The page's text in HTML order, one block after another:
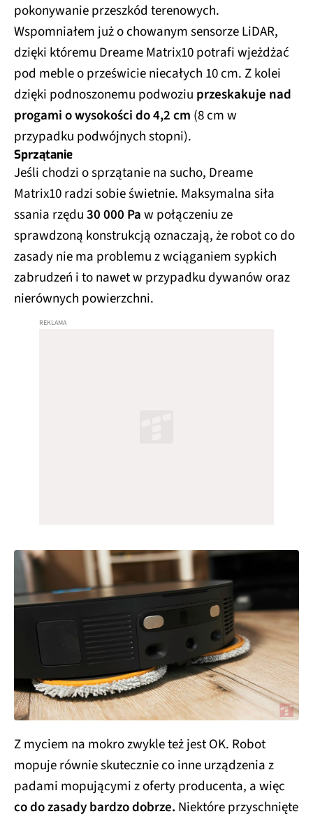
pokonywanie przeszkód terenowych.
Wspomniałem już o chowanym sensorze LiDAR,
dzięki któremu Dreame Matrix10 potrafi wjeżdżać
pod meble o prześwicie niecałych 10 cm. Z kolei
dzięki podnoszonemu podwoziu przeskakuje nad
progami o wysokości do 4,2 cm (8 cm w
przypadku podwójnych stopni).
Sprzątanie
Jeśli chodzi o sprzątanie na sucho, Dreame
Matrix10 radzi sobie świetnie. Maksymalna siła
ssania rzędu30 000 Paw połączeniu ze
sprawdzoną konstrukcją oznaczają, że robot co do
zasady nie ma problemu z wciąganiem sypkich
zabrudzeń i to nawet w przypadku dywanów oraz
nierównych powierzchni.
Z myciem na mokro zwykle też jest OK. Robot
mopuje równie skutecznie co inne urządzenia z
padami mopującymi z oferty producenta, a więc
co do zasady bardzo dobrze. Niektóre przyschnięte